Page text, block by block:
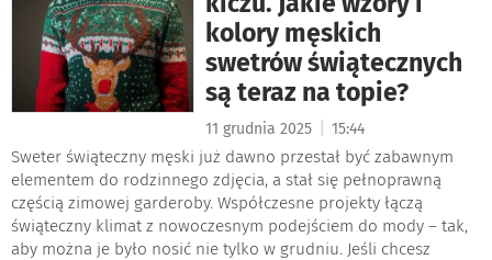
kolory męskich
swetrów świątecznych
są teraz na topie?
11 grudnia 2025 15:44
Sweter świąteczny męski już dawno przestał być zabawnym
elementem do rodzinnego zdjęcia, a stał się pełnoprawną
częścią zimowej garderoby. Współczesne projekty łączą
świąteczny klimat z nowoczesnym podejściem do mody – tak,
aby można je było nosić nie tylko w grudniu. Jeśli chcesz